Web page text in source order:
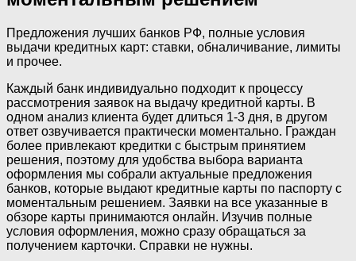
Предложения лучших банков РФ, полные условия
выдачи кредитных карт: ставки, обналичивание, лимиты
и прочее.
Каждый банк индивидуально подходит к процессу
рассмотрения заявок на выдачу кредитной карты. В
одном анализ клиента будет длиться 1-3 дня, в другом
ответ озвучивается практически моментально. Граждан
более привлекают кредитки с быстрым принятием
решения, поэтому для удобства выбора варианта
оформления мы собрали актуальные предложения
банков, которые выдают кредитные карты по паспорту с
моментальным решением. Заявки на все указанные в
обзоре карты принимаются онлайн. Изучив полные
условия оформления, можно сразу обращаться за
получением карточки. Справки не нужны.